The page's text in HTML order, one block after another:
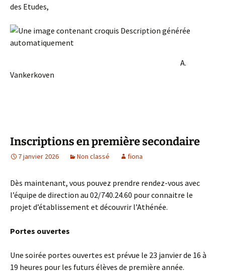
des Etudes,
A.
Vankerkoven
Inscriptions en première secondaire
7 janvier 2026 Non classé fiona
Dès maintenant, vous pouvez prendre rendez-vous avec
l’équipe de direction au 02/740.24.60 pour connaitre le
projet d’établissement et découvrir l’Athénée.
Portes ouvertes
Une soirée portes ouvertes est prévue le 23 janvier de 16 à
19 heures pour les futurs élèves de première année.